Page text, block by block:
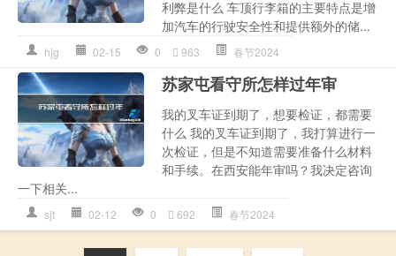
利弊是什么 车顶行李箱的主要特点是增
加汽车的行驶安全性和提供额外的储...
hjg 02-15 0 963 春节2024
苏家屯看守所怎样过年审
我的叉车证到期了，想要检证，都需要
什么 我的叉车证到期了，我打算进行一
次检证，但是不知道需要准备什么材料
和手续。在西安能年审吗？我决定咨询
一下相关...
sjt 02-12 0 692 春节2024